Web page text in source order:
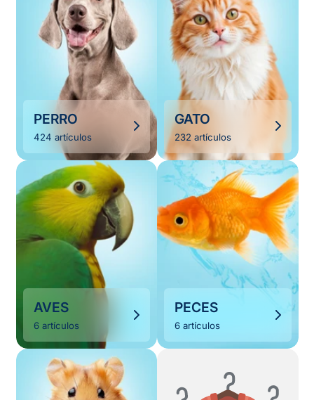
PERRO
424 artículos
GATO
232 artículos
AVES
6 artículos
PECES
6 artículos